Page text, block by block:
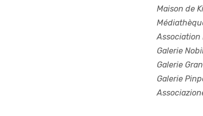
Maison de
Association
Galerie
Galerie
Galerie